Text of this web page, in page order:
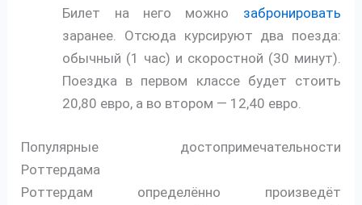
Билет на него можно забронировать
заранее. Отсюда курсируют два поезда:
обычный (1 час) и скоростной (30 минут).
Поездка в первом классе будет стоить
20,80 евро, а во втором — 12,40 евро.
Популярные достопримечательности
Роттердама
Роттердам определённо произведёт